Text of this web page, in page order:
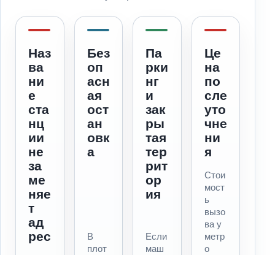
Наз
ва
ни
е
ста
нц
ии
не
за
ме
няе
т
ад
рес
Без
оп
асн
ая
ост
ан
овк
а
В
плот
Па
рки
нг
и
зак
ры
тая
тер
рит
ор
ия
Если
маш
Це
на
по
сле
уто
чне
ни
я
Стои
мост
ь
вызо
ва у
метр
о